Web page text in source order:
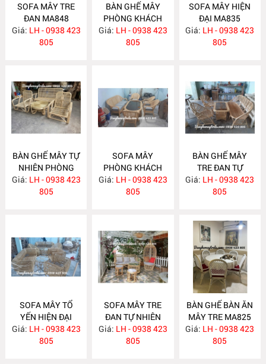
SOFA MÂY TRE
ĐAN MA848
Giá: LH - 0938 423
805
BÀN GHẾ MÂY
PHÒNG KHÁCH
MA839
Giá: LH - 0938 423
805
SOFA MÂY HIỆN
ĐẠI MA835
Giá: LH - 0938 423
805
BÀN GHẾ MÂY TỰ
NHIÊN PHÒNG
KHÁCH MA834
Giá: LH - 0938 423
805
SOFA MÂY
PHÒNG KHÁCH
HIỆN ĐẠI MA833
Giá: LH - 0938 423
805
BÀN GHẾ MÂY
TRE ĐAN TỰ
NHIÊN MA832
Giá: LH - 0938 423
805
SOFA MÂY TỔ
YẾN HIỆN ĐẠI
MA831
Giá: LH - 0938 423
805
SOFA MÂY TRE
ĐAN TỰ NHIÊN
MA830
Giá: LH - 0938 423
805
BÀN GHẾ BÀN ĂN
MÂY TRE MA825
Giá: LH - 0938 423
805